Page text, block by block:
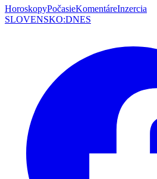
HoroskopyPočasieKomentáreInzercia
SLOVENSKO:DNES